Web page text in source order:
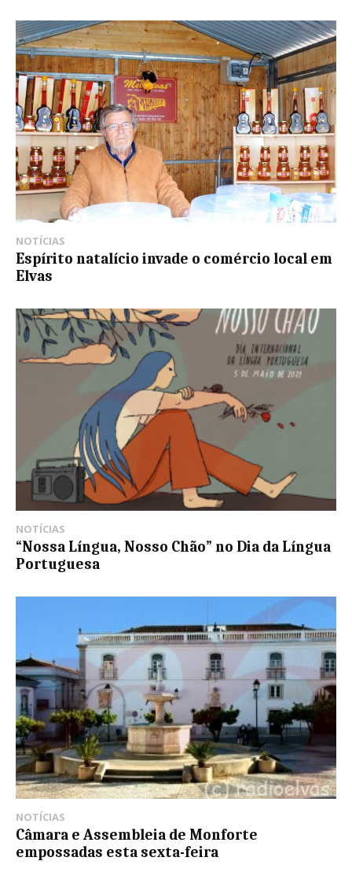
NOTÍCIAS
Espírito natalício invade o comércio local em
Elvas
NOTÍCIAS
“Nossa Língua, Nosso Chão” no Dia da Língua
Portuguesa
NOTÍCIAS
Câmara e Assembleia de Monforte
empossadas esta sexta-feira